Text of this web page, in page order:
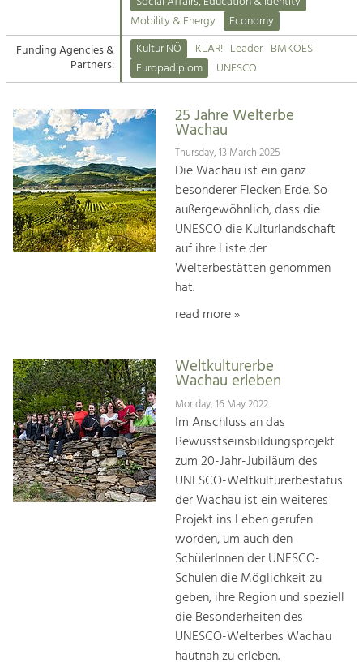
Suche
Impressum
Kontakt
Tourism
Offer Development and Positioning
Art & Culture
Crafts, Science and Research.
Social Affairs, Education
& Identity
Equality, Youth and Integration.
Climate Change, Public Transport and
Increase in Regional Value Added.
Mobility & Energy
Economy
Funding Agencies &
Partners:
Kultur NÖ KLAR! Leader BMKOES
Europadiplom
UNESCO
25 Jahre Welterbe
Wachau
Thursday, 13 March 2025
Die Wachau ist ein ganz
besonderer Flecken Erde. So
außergewöhnlich, dass die
UNESCO die Kulturlandschaft
auf ihre Liste der
Welterbestätten genommen
hat.
read more »
Weltkulturerbe
Wachau erleben
Monday, 16 May 2022
Im Anschluss an das
Bewusstseinsbildungsprojekt
zum 20-Jahr-Jubiläum des
UNESCO-Weltkulturerbestatus
der Wachau ist ein weiteres
Projekt ins Leben gerufen
worden, um auch den
SchülerInnen der UNESCO-
Schulen die Möglichkeit zu
geben, ihre Region und speziell
die Besonderheiten des
UNESCO-Welterbes Wachau
hautnah zu erleben.